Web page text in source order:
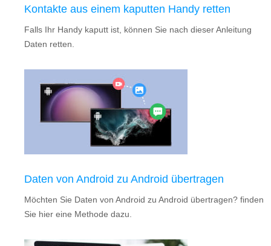
Kontakte aus einem kaputten Handy retten
Falls Ihr Handy kaputt ist, können Sie nach dieser Anleitung
Daten retten.
Daten von Android zu Android übertragen
Möchten Sie Daten von Android zu Android übertragen? finden
Sie hier eine Methode dazu.